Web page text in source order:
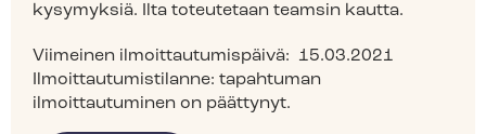
kysymyksiä. Ilta toteutetaan teamsin kautta.
Viimeinen ilmoittautumispäivä: 15.03.2021
Ilmoittautumistilanne: tapahtuman
ilmoittautuminen on päättynyt.